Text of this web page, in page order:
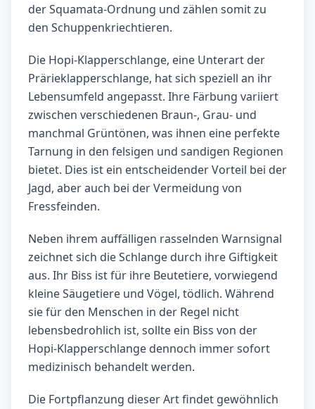
der Squamata-Ordnung und zählen somit zu
den Schuppenkriechtieren.
Die Hopi-Klapperschlange, eine Unterart der
Prärieklapperschlange, hat sich speziell an ihr
Lebensumfeld angepasst. Ihre Färbung variiert
zwischen verschiedenen Braun-, Grau- und
manchmal Grüntönen, was ihnen eine perfekte
Tarnung in den felsigen und sandigen Regionen
bietet. Dies ist ein entscheidender Vorteil bei der
Jagd, aber auch bei der Vermeidung von
Fressfeinden.
Neben ihrem auffälligen rasselnden Warnsignal
zeichnet sich die Schlange durch ihre Giftigkeit
aus. Ihr Biss ist für ihre Beutetiere, vorwiegend
kleine Säugetiere und Vögel, tödlich. Während
sie für den Menschen in der Regel nicht
lebensbedrohlich ist, sollte ein Biss von der
Hopi-Klapperschlange dennoch immer sofort
medizinisch behandelt werden.
Die Fortpflanzung dieser Art findet gewöhnlich